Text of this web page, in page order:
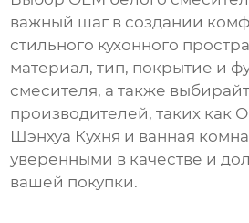
важный шаг в создании
стильного кухонного
материал, тип, покрытие и
смесителя, а также
производителей, таких
Шэнхуа Кухня и ванная
уверенными в качестве и
вашей покупки.